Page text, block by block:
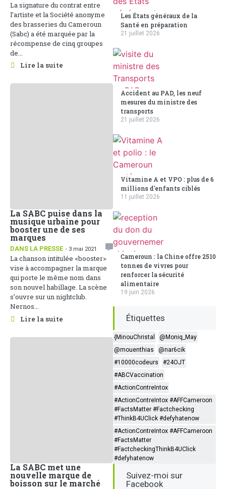
La signature du contrat entre
l’artiste et la Société anonyme
des brasseries du Cameroun
(Sabc) a été marquée par la
récompense de cinq groupes
de...
Lire la suite
La SABC puise dans la
musique urbaine pour
booster une de ses
marques
DANS LA PRESSE - 3 mai 2021
La chanson intitulée <booster>
vise à accompagner la marque
qui porte le même nom dans
son nouvel habillage. La scène
s’ouvre sur un nightclub.
Nernos...
Lire la suite
La SABC met une
nouvelle marque de
boisson sur le marché
Les États généraux de la
Santé en préparation
21 juillet 2026
Accident au PAD, les neuf
mesures du ministre des
transports
21 juillet 2026
Vitamine A et VPO : plus de 6
millions d'enfants ciblés
11 juillet 2026
Cameroun : la Chine offre 2510
tonnes de vivres pour
renforcer la sécurité
alimentaire
19 juin 2026
Étiquettes
{MinouChristal
@Moniq_May
@mouenthias
@nar6cik
#10000codeurs
#24OJT
#ABCVaccination
#ActionContreIntox
#ActionContreIntox #AFFCameroon
#FactsMatter #Factchecking
#ThinkB4UClick #defyhatenow
#ActionContreIntox #AFFCameroon
#FactsMatter
#FactcheckingThinkB4UClick
#defyhatenow
Suivez-moi sur
Facebook